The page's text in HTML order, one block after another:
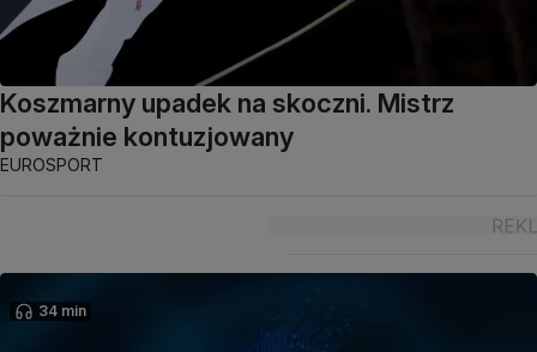
Koszmarny upadek na skoczni. Mistrz
poważnie kontuzjowany
EUROSPORT
34 min